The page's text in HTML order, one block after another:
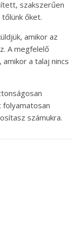
szakszerűen
őket.
amikor az
A megfelelő
a talaj nincs
számukra.